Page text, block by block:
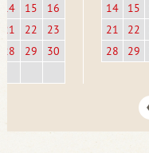
14
15
16
21
22
23
28
29 30
14
15
21
22
28
29